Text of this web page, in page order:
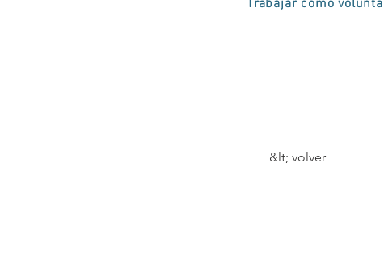
Trabajar como
&lt; volver